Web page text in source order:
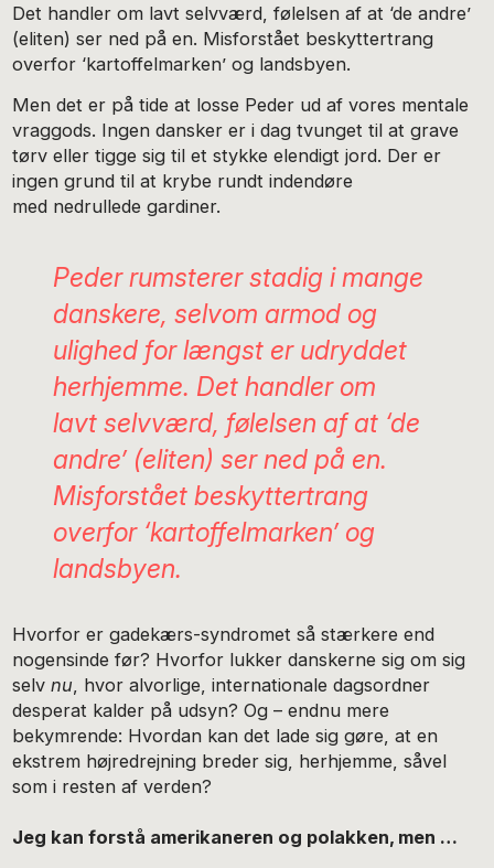
Det handler om lavt selvværd, følelsen af at ‘de andre’
(eliten) ser ned på en. Misforstået beskyttertrang
overfor ‘kartoffelmarken’ og landsbyen.
Men det er på tide at losse Peder ud af vores mentale
vraggods. Ingen dansker er i dag tvunget til at grave
tørv eller tigge sig til et stykke elendigt jord. Der er
ingen grund til at krybe rundt indendøre
med nedrullede gardiner.
Peder rumsterer stadig i mange
danskere, selvom armod og
ulighed for længst er udryddet
herhjemme. Det handler om
lavt selvværd, følelsen af at ‘de
andre’ (eliten) ser ned på en.
Misforstået beskyttertrang
overfor ‘kartoffelmarken’ og
landsbyen.
Hvorfor er gadekærs-syndromet så stærkere end
nogensinde før? Hvorfor lukker danskerne sig om sig
selvnu, hvor alvorlige, internationale dagsordner
desperat kalder på udsyn? Og – endnu mere
bekymrende: Hvordan kan det lade sig gøre, at en
ekstrem højredrejning breder sig, herhjemme, såvel
som i resten af verden?
Jeg kan forstå amerikaneren og polakken, men …